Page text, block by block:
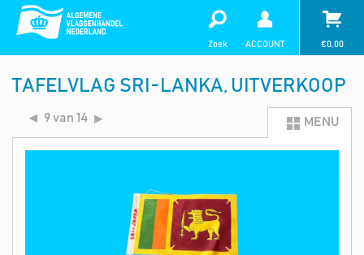
Zoek ACCOUNT €0,00
TAFELVLAG SRI-LANKA, UITVERKOOP
9 van 14 MENU